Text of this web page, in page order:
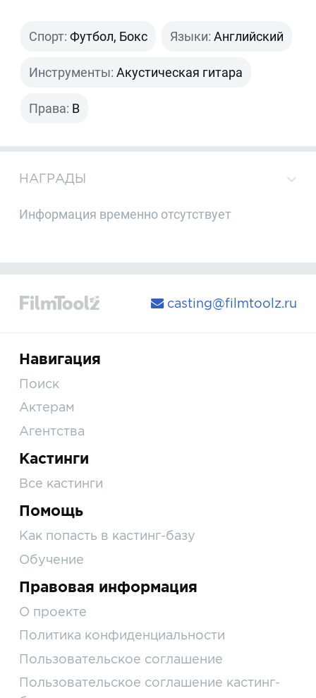
Спорт: Футбол, Бокс Языки: Английский
Инструменты: Акустическая гитара
Права: B
НАГРАДЫ
Информация временно отсутствует
casting@filmtoolz.ru
Навигация
Поиск
Актерам
Агентства
Кастинги
Все кастинги
Помощь
Как попасть в кастинг-базу
Обучение
Правовая информация
О проекте
Политика конфиденциальности
Пользовательское соглашение
Пользовательское соглашение кастинг-